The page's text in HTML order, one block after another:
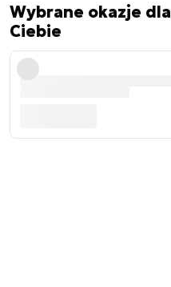
Wybrane okazje dla
Ciebie